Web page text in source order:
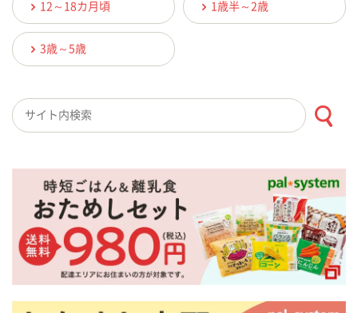
12～18カ月頃 1歳半～2歳
3歳～5歳
検索キーワード入力